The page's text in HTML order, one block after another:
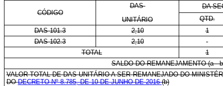
CÓDIGO
DAS-
UNITÁRIO
DA
QTD.
DAS 101.3
2,10
1
DAS 102.3
2,10
-
TOTAL
1
SALDO DO REMANEJAMENTO (a -
VALOR TOTAL DE DAS-UNITÁRIO A SER REMANEJADO DO
DODECRETO Nº 8.785, DE 10 DE JUNHO DE 2016(b)